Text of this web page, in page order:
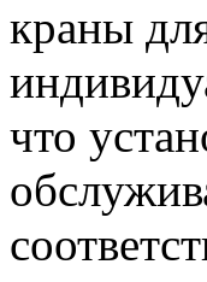
краны
что